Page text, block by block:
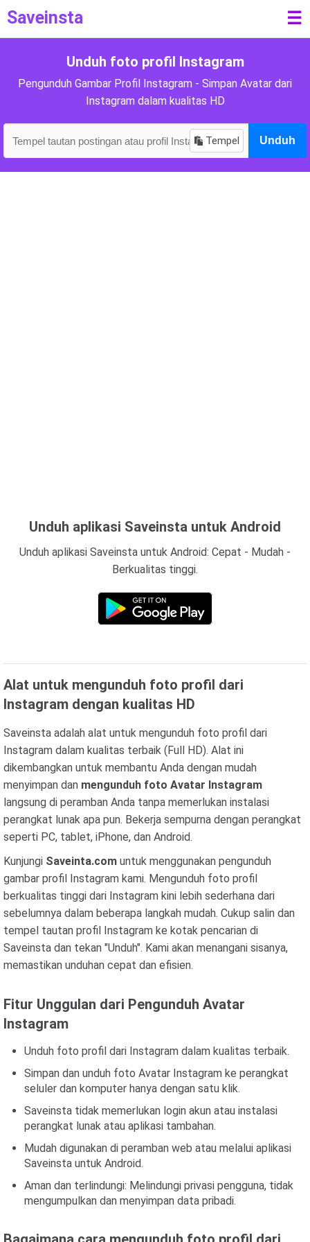
Saveinsta ☰
Unduh foto profil Instagram
Pengunduh Gambar Profil Instagram - Simpan Avatar dari
Instagram dalam kualitas HD
Tempel Unduh
Unduh aplikasi Saveinsta untuk Android
Unduh aplikasi Saveinsta untuk Android: Cepat - Mudah -
Berkualitas tinggi.
Alat untuk mengunduh foto profil dari
Instagram dengan kualitas HD
Saveinsta adalah alat untuk mengunduh foto profil dari
Instagram dalam kualitas terbaik (Full HD). Alat ini
dikembangkan untuk membantu Anda dengan mudah
menyimpan dan mengunduh foto Avatar Instagram
langsung di peramban Anda tanpa memerlukan instalasi
perangkat lunak apa pun. Bekerja sempurna dengan perangkat
seperti PC, tablet, iPhone, dan Android.
Kunjungi Saveinta.com untuk menggunakan pengunduh
gambar profil Instagram kami. Mengunduh foto profil
berkualitas tinggi dari Instagram kini lebih sederhana dari
sebelumnya dalam beberapa langkah mudah. Cukup salin dan
tempel tautan profil Instagram ke kotak pencarian di
Saveinsta dan tekan "Unduh". Kami akan menangani sisanya,
memastikan unduhan cepat dan efisien.
Fitur Unggulan dari Pengunduh Avatar
Instagram
Unduh foto profil dari Instagram dalam kualitas terbaik.
Simpan dan unduh foto Avatar Instagram ke perangkat
seluler dan komputer hanya dengan satu klik.
Saveinsta tidak memerlukan login akun atau instalasi
perangkat lunak atau aplikasi tambahan.
Mudah digunakan di peramban web atau melalui aplikasi
Saveinsta untuk Android.
Aman dan terlindungi: Melindungi privasi pengguna, tidak
mengumpulkan dan menyimpan data pribadi.